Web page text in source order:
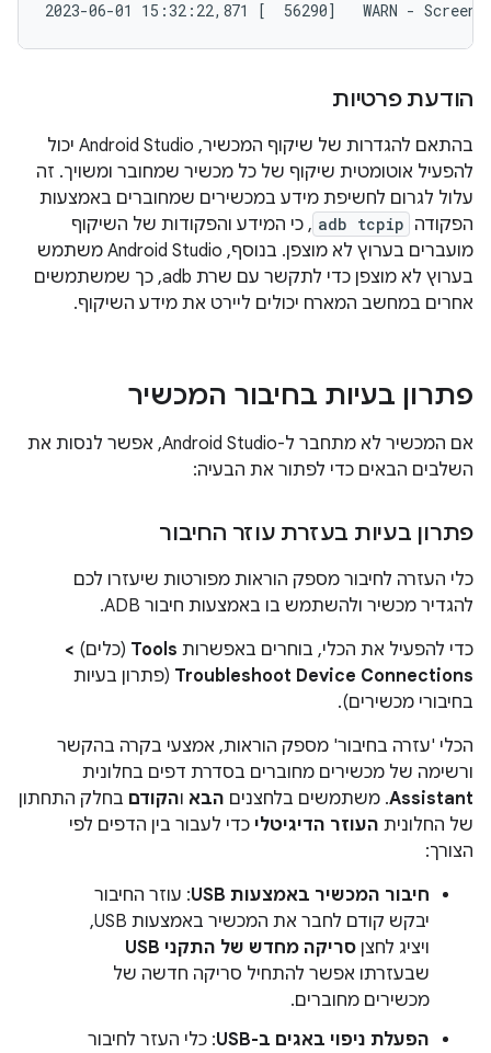
הודעת פרטיות
בהתאם להגדרות של שיקוף המכשיר, Android Studio יכול
להפעיל אוטומטית שיקוף של כל מכשיר שמחובר ומשויך. זה
עלול לגרום לחשיפת מידע במכשירים שמחוברים באמצעות
הפקודה adb tcpip , כי המידע והפקודות של השיקוף
מועברים בערוץ לא מוצפן. בנוסף, Android Studio משתמש
בערוץ לא מוצפן כדי לתקשר עם שרת adb, כך שמשתמשים
אחרים במחשב המארח יכולים ליירט את מידע השיקוף.
פתרון בעיות בחיבור המכשיר
אם המכשיר לא מתחבר ל-Android Studio, אפשר לנסות את
השלבים הבאים כדי לפתור את הבעיה:
פתרון בעיות בעזרת עוזר החיבור
כלי העזרה לחיבור מספק הוראות מפורטות שיעזרו לכם
להגדיר מכשיר ולהשתמש בו באמצעות חיבור ADB.
כדי להפעיל את הכלי, בוחרים באפשרות Tools (כלים) >
Troubleshoot Device Connections (פתרון בעיות
בחיבורי מכשירים).
הכלי 'עזרה בחיבור' מספק הוראות, אמצעי בקרה בהקשר
ורשימה של מכשירים מחוברים בסדרת דפים בחלונית
Assistant. משתמשים בלחצנים הבא והקודם בחלק התחתון
של החלונית העוזר הדיגיטלי כדי לעבור בין הדפים לפי
הצורך:
חיבור המכשיר באמצעות USB
: עוזר החיבור
יבקש קודם לחבר את המכשיר באמצעות USB,
ויציג לחצן סריקה מחדש של התקני USB
שבעזרתו אפשר להתחיל סריקה חדשה של
מכשירים מחוברים.
הפעלת ניפוי באגים ב-USB
: כלי העזר לחיבור